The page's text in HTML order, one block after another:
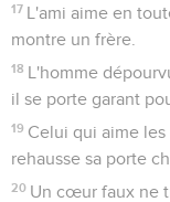
17 L'ami aime en
montre un frère.
18 L'homme
il se porte garant
19 Celui qui aime
rehausse sa porte
20 Un cœur faux ne